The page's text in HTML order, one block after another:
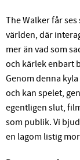
The Walker får
världen, där
mer än vad som
och kärlek enbart
Genom denna
och kan spelet,
egentligen slut,
som publik. Vi
en lagom listig